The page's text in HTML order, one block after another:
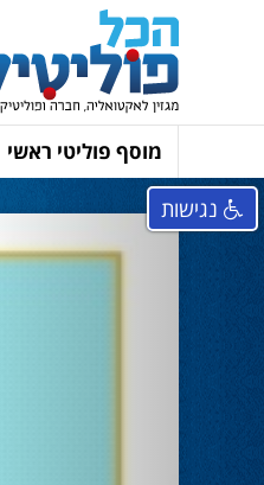
מוסף פוליטי ראשי
נגישות